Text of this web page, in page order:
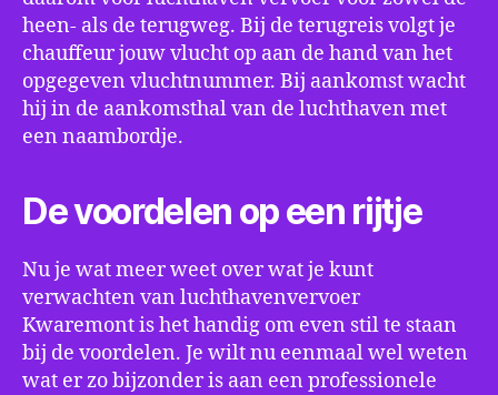
heen- als de terugweg. Bij de terugreis volgt je
chauffeur jouw vlucht op aan de hand van het
opgegeven vluchtnummer. Bij aankomst wacht
hij in de aankomsthal van de luchthaven met
een naambordje.
De voordelen op een rijtje
Nu je wat meer weet over wat je kunt
verwachten van luchthavenvervoer
Kwaremont is het handig om even stil te staan
bij de voordelen. Je wilt nu eenmaal wel weten
wat er zo bijzonder is aan een professionele